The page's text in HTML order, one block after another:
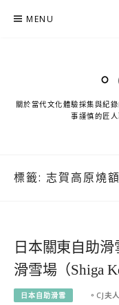
MENU
關於當代文化體驗採集與紀
事謹慎的匠
標籤: 志賀高原燒
日本關東自助
滑雪場（Shiga
日本自助滑雪 。CJ夫